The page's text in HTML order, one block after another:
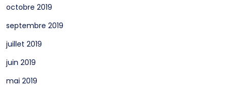
octobre 2019
septembre 2019
juillet 2019
juin 2019
mai 2019